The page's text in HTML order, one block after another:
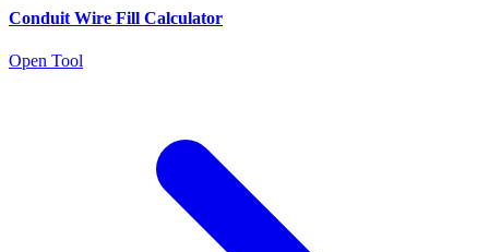
Conduit Wire Fill Calculator
Open Tool